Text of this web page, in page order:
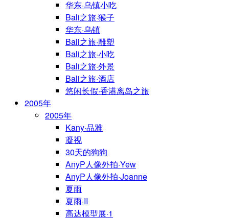
华东·乌镇小吃
Bali之旅·猴子
华东·乌镇
Bali之旅·雕塑
Bali之旅·小吃
Bali之旅·外景
Bali之旅·酒店
悠闲长假·香港离岛之旅
2005年
2005年
Kany·品雅
凝视
30天的狗狗
AnyP人像外拍·Yew
AnyP人像外拍·Joanne
夏雨
夏雨·II
高达模型展·1